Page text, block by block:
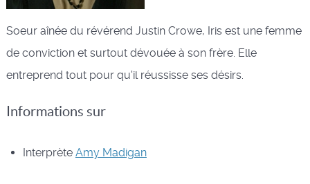
Soeur aînée du révérend Justin Crowe, Iris est une femme
de conviction et surtout dévouée à son frère. Elle
entreprend tout pour qu'il réussisse ses désirs.
Informations sur
Interprète Amy Madigan